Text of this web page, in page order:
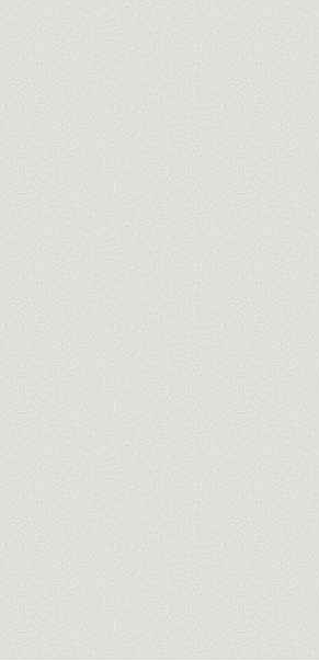
Réserver l'audit offert de 60